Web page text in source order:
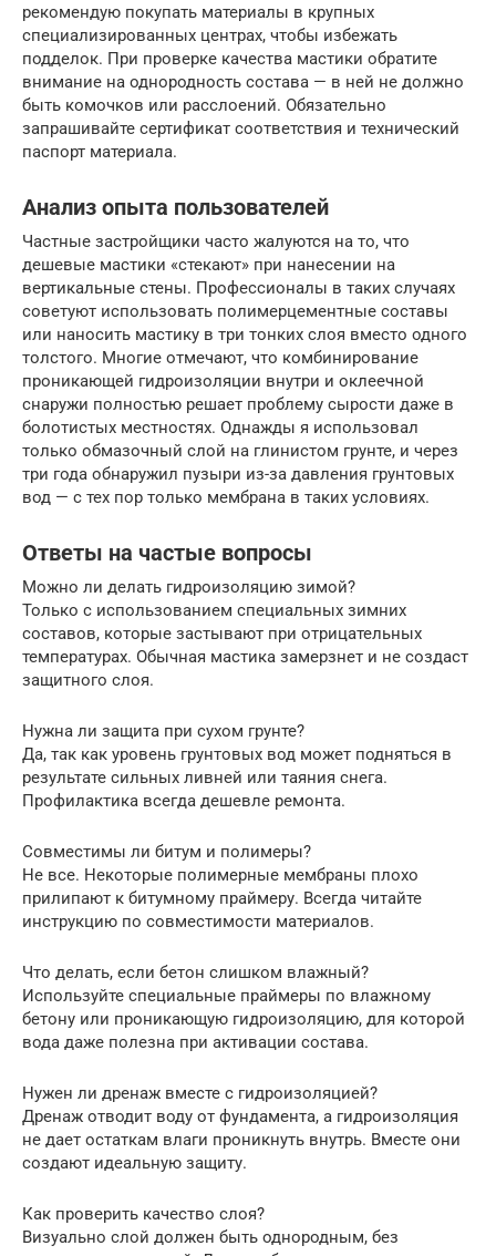
рекомендую покупать материалы в крупных
специализированных центрах, чтобы избежать
подделок. При проверке качества мастики обратите
внимание на однородность состава — в ней не должно
быть комочков или расслоений. Обязательно
запрашивайте сертификат соответствия и технический
паспорт материала.
Анализ опыта пользователей
Частные застройщики часто жалуются на то, что
дешевые мастики «стекают» при нанесении на
вертикальные стены. Профессионалы в таких случаях
советуют использовать полимерцементные составы
или наносить мастику в три тонких слоя вместо одного
толстого. Многие отмечают, что комбинирование
проникающей гидроизоляции внутри и оклеечной
снаружи полностью решает проблему сырости даже в
болотистых местностях. Однажды я использовал
только обмазочный слой на глинистом грунте, и через
три года обнаружил пузыри из-за давления грунтовых
вод — с тех пор только мембрана в таких условиях.
Ответы на частые вопросы
Можно ли делать гидроизоляцию зимой?
Только с использованием специальных зимних
составов, которые застывают при отрицательных
температурах. Обычная мастика замерзнет и не создаст
защитного слоя.
Нужна ли защита при сухом грунте?
Да, так как уровень грунтовых вод может подняться в
результате сильных ливней или таяния снега.
Профилактика всегда дешевле ремонта.
Совместимы ли битум и полимеры?
Не все. Некоторые полимерные мембраны плохо
прилипают к битумному праймеру. Всегда читайте
инструкцию по совместимости материалов.
Что делать, если бетон слишком влажный?
Используйте специальные праймеры по влажному
бетону или проникающую гидроизоляцию, для которой
вода даже полезна при активации состава.
Нужен ли дренаж вместе с гидроизоляцией?
Дренаж отводит воду от фундамента, а гидроизоляция
не дает остаткам влаги проникнуть внутрь. Вместе они
создают идеальную защиту.
Как проверить качество слоя?
Визуально слой должен быть однородным, без